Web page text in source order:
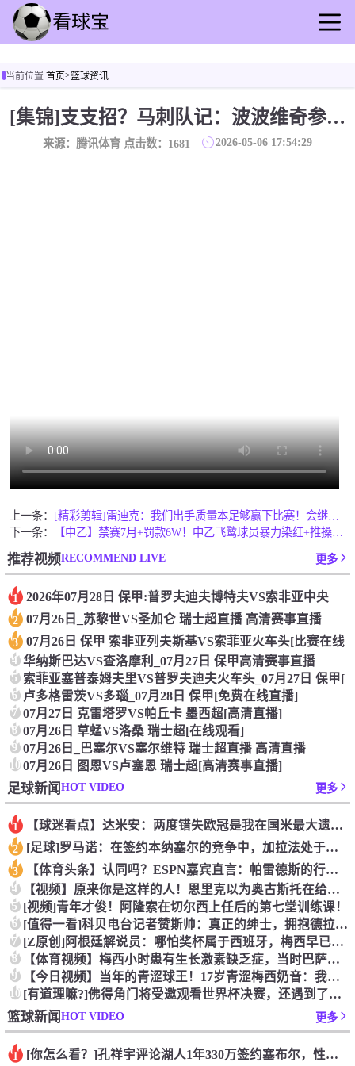
足球直播
篮球直播
足球回放
篮球录播
当前位置:首页>篮球资讯
[集锦]支支招？马刺队记：波波维奇参加了球队录像分析课！
来源：腾讯体育 点击数： 1681 2026-05-06 17:54:29
上一条：
[精彩剪辑]雷迪克：我们出手质量本足够赢下比赛！会继续鼓励肯
下一条：
【中乙】禁赛7月+罚款6W！中乙飞鹭球员暴力染红+推搡裁判+
推荐视频RECOMMEND LIVE 更多
1 2026年07月28日 保甲:普罗夫迪夫博特夫VS索非亚中央
2 07月26日_苏黎世VS圣加仑 瑞士超直播 高清赛事直播
3 07月26日 保甲 索非亚列夫斯基VS索菲亚火车头[比赛在线
4 华纳斯巴达VS查洛摩利_07月27日 保甲高清赛事直播
5 索菲亚塞普泰姆夫里VS普罗夫迪夫火车头_07月27日 保甲[
6 卢多格雷茨VS多瑙_07月28日 保甲[免费在线直播]
7 07月27日 克雷塔罗VS帕丘卡 墨西超[高清直播]
8 07月26日 草蜢VS洛桑 瑞士超[在线观看]
9 07月26日_巴塞尔VS塞尔维特 瑞士超直播 高清直播
1007月26日 图恩VS卢塞恩 瑞士超[高清赛事直播]
足球新闻HOT VIDEO 更多
1 【球迷看点】达米安：两度错失欧冠是我在国米最大遗憾，不退役我
2 [足球]罗马诺：在签约本纳塞尔的竞争中，加拉法处于领先地位
3 【体育头条】认同吗？ESPN嘉宾直言：帕雷德斯的行为无法容忍
4 【视频】原来你是这样的人！恩里克以为奥古斯托在给自己拍照，但
5 [视频]青年才俊！阿隆索在切尔西上任后的第七堂训练课！
6 [值得一看]科贝电台记者赞斯帅：真正的绅士，拥抱德拉富恩特+
7 [Z原创]阿根廷解说员：哪怕奖杯属于西班牙，梅西早已唤醒阿根
8 【体育视频】梅西小时患有生长激素缺乏症，当时巴萨总监看了比赛
9 【今日视频】当年的青涩球王！17岁青涩梅西奶音：我们用节奏把
10 [有道理嘛?]佛得角门将受邀观看世界杯决赛，还遇到了传奇门将
篮球新闻HOT VIDEO 更多
1 [你怎么看？]孔祥宇评论湖人1年330万签约塞布尔，性价比极